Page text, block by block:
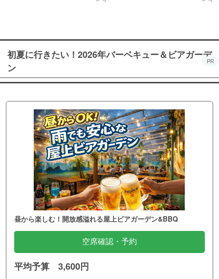
初夏に行きたい！2026年バーベキュー＆ビアガーデ
ン
PR
昼から楽しむ！開放感溢れる屋上ビアガーデン&BBQ
空席確認・予約
平均予算 3,600円